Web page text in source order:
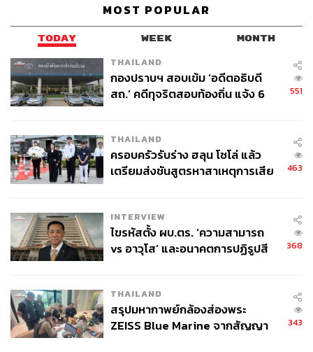
MOST POPULAR
TODAY WEEK MONTH
THAILAND
กองปราบฯ สอบเข้ม ‘อดีตอธิบดี
สถ.’ คดีทุจริตสอบท้องถิ่น แจ้ง 6
551
THAILAND
ครอบครัวรับร่าง ฮลุน โซโล่ แล้ว
เตรียมส่งชันสูตรหาสาเหตุการเสีย
463
INTERVIEW
ไขรหัสตั้ง ผบ.ตร. ‘ความสามารถ
vs อาวุโส’ และอนาคตการปฏิรูปสี
368
THAILAND
สรุปมหากาพย์กล้องส่องพระ
ZEISS Blue Marine จากสัญญา
343